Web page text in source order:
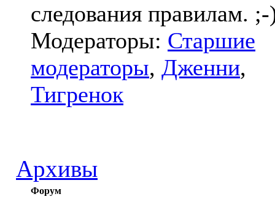
следования правилам.
Модераторы: Старшие
модераторы, Дженни,
Тигренок
Архивы
Форум